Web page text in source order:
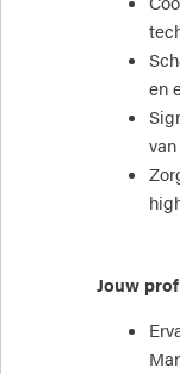
en
Jouw